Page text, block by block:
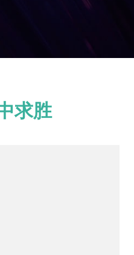
求胜